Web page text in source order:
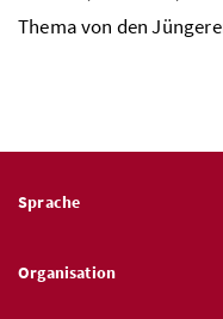
Thema von den
Sprache
Organisation